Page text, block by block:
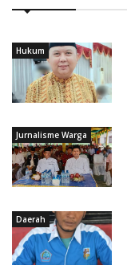
Hukum
Jurnalisme Warga
Daerah